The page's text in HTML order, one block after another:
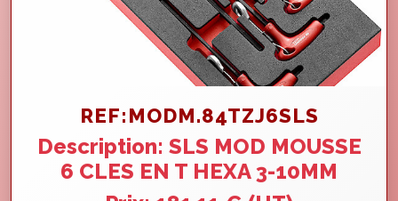
REF:MODM.84TZJ6SLS
Description: SLS MOD MOUSSE
6 CLES EN T HEXA 3-10MM